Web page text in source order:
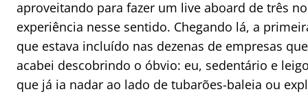
aproveitando para fazer um live aboard de três
experiência nesse sentido. Chegando lá, a
que estava incluído nas dezenas de empresas
acabei descobrindo o óbvio: eu, sedentário e
que já ia nadar ao lado de tubarões-baleia ou